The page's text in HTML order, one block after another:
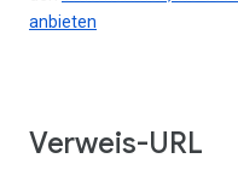
anbieten
Verweis-URL